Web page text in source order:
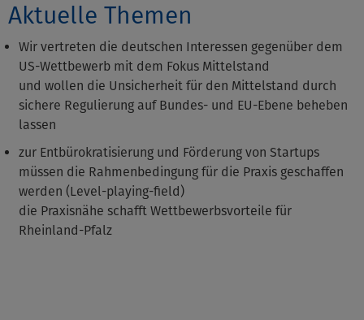
Aktuelle Themen
Wir vertreten die deutschen Interessen gegenüber dem
US-Wettbewerb mit dem Fokus Mittelstand
und wollen die Unsicherheit für den Mittelstand durch
sichere Regulierung auf Bundes- und EU-Ebene beheben
lassen
zur Entbürokratisierung und Förderung von Startups
müssen die Rahmenbedingung für die Praxis geschaffen
werden (Level-playing-field)
die Praxisnähe schafft Wettbewerbsvorteile für
Rheinland-Pfalz